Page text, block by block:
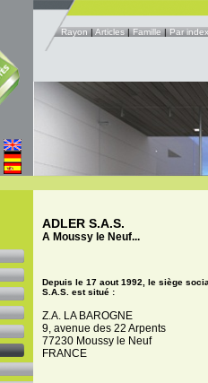
Rayon|Articles|Famille|Par index
ADLER S.A.S.
A Moussy le Neuf...
Depuis le 17 aout 1992, le siège
S.A.S. est situé :
Z.A. LA BAROGNE
9, avenue des 22 Arpents
77230 Moussy le Neuf
FRANCE